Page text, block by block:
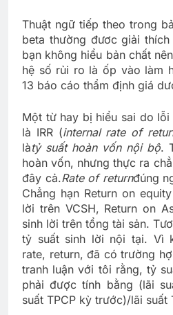
Thuật ngữ tiếp theo trong
beta thường đươc giải
bạn không hiểu bản chất
hệ số rủi ro là ốp vào làm
13 báo cáo thẩm định giá
Một từ hay bị hiểu sai do
là IRR (internal rate of
làtỷ suất hoàn vốn nội bộ.
hoàn vốn, nhưng thực ra
đây cả.Rate of returnđúng
Chẳng hạn Return on
lời trên VCSH, Return on
sinh lời trên tổng tài sản.
tỷ suất sinh lời nội tại. Vì
rate, return, đã có trường
tranh luận với tôi rằng, tỷ
phải được tính bằng (lãi
suất TPCP kỳ trước)/lãi suất